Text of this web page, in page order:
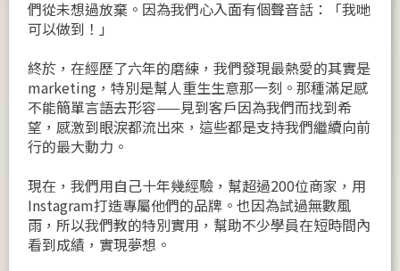
們從未想過放棄。因為我們心入面有個聲音話：「我哋
可以做到！」
終於，在經歷了六年的磨練，我們發現最熱愛的其實是
marketing，特別是幫人重生生意那一刻。那種滿足感
不能簡單言語去形容——見到客戶因為我們而找到希
望，感激到眼淚都流出來，這些都是支持我們繼續向前
行的最大動力。
現在，我們用自己十年幾經驗，幫超過200位商家，用
Instagram打造專屬他們的品牌。也因為試過無數風
雨，所以我們教的特別實用，幫助不少學員在短時間內
看到成績，實現夢想。